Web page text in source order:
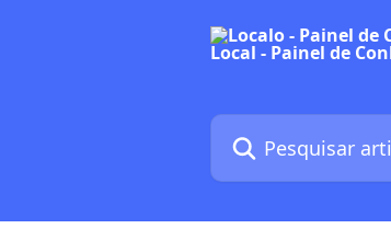
Pesquisar artigos...